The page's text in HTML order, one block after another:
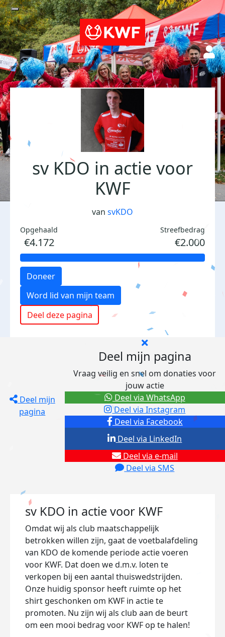
sv KDO in actie voor
KWF
van svKDO
Opgehaald
€4.172
Streefbedrag
€2.000
Doneer
Word lid van mijn team
Deel deze pagina
Deel mijn
pagina
Deel mijn pagina
Vraag veilig en snel om donaties voor
jouw actie
Deel via Facebook
Deel via Instagram
Deel via e-mail
Deel via SMS
Deel via LinkedIn
Deel via WhatsApp
sv KDO in actie voor KWF
Omdat wij als club maatschappelijk
betrokken willen zijn, gaat de voetbalafdeling
van KDO de komende periode actie voeren
voor KWF. Dat doen we d.m.v. loten te
verkopen bij een aantal thuiswedstrijden.
Onze huidig sponsor heeft ruimte op het
shirt geschonken om KWF in actie te
promoten. Nu zijn wij als club aan de beurt
om een mooi bedrag voor KWF op te halen!